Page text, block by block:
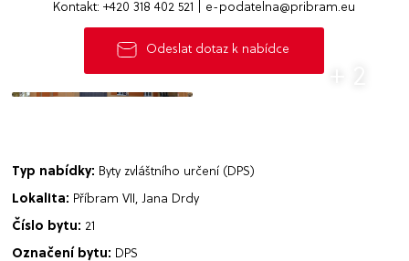
Kontakt:+420 318 402 521 e-podatelna@pribram.eu
Odeslat dotaz k nabídce
Typ nabídky: Byty zvláštního určení (DPS)
Lokalita: Příbram VII, Jana Drdy
Číslo bytu: 21
Označení bytu: DPS